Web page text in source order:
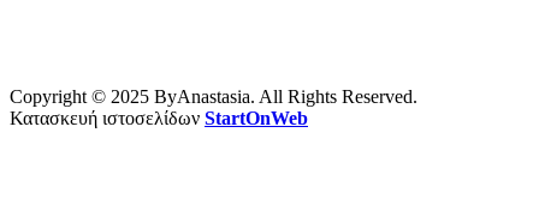
Copyright © 2025 ByAnastasia. All Rights Reserved.
Κατασκευή ιστοσελίδων StartOnWeb